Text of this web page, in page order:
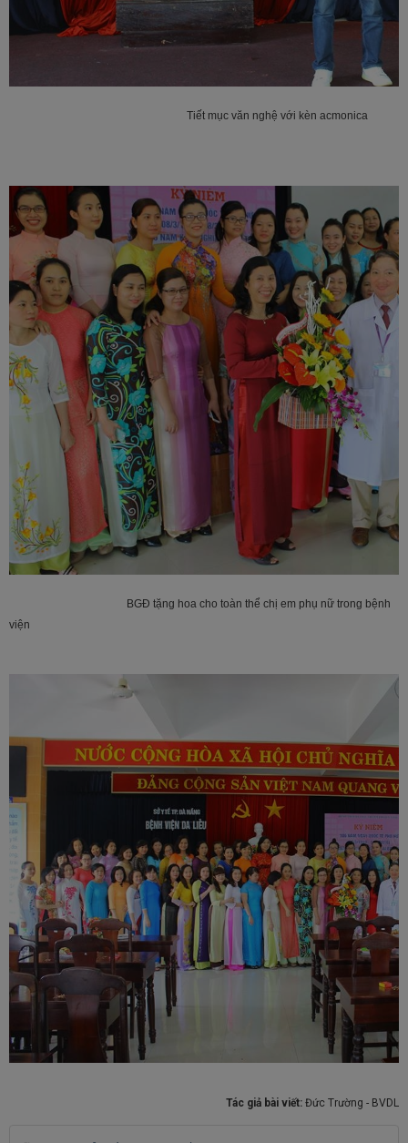
Tiết mục văn nghệ với kèn acmonica
BGĐ tặng hoa cho toàn thể chị em phụ nữ trong bệnh
viện
Tác giả bài viết: Đức Trường - BVDL